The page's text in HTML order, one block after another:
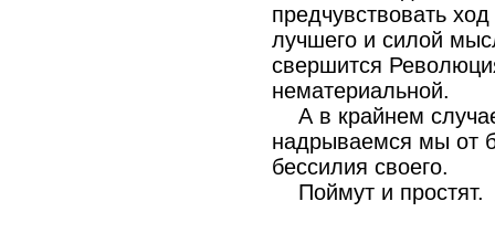
предчувствовать
лучшего и силой
свершится
нематериальной.
А в крайнем
надрываемся мы от
бессилия своего.
Поймут и простят.